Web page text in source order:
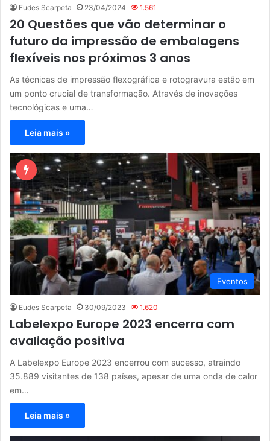
Eudes Scarpeta 23/04/2024 1.561
20 Questões que vão determinar o
futuro da impressão de embalagens
flexíveis nos próximos 3 anos
As técnicas de impressão flexográfica e rotogravura estão em
um ponto crucial de transformação. Através de inovações
tecnológicas e uma…
Leia mais »
Eventos
Eudes Scarpeta 30/09/2023 1.620
Labelexpo Europe 2023 encerra com
avaliação positiva
A Labelexpo Europe 2023 encerrou com sucesso, atraindo
35.889 visitantes de 138 países, apesar de uma onda de calor
em…
Leia mais »